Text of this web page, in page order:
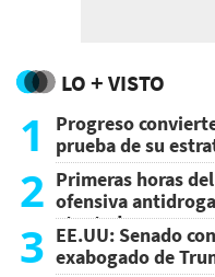
LO + VISTO
1
Progreso
prueba de su
2 Primeras horas
ofensiva
atentado
3 EE.UU: Senado
exabogado de